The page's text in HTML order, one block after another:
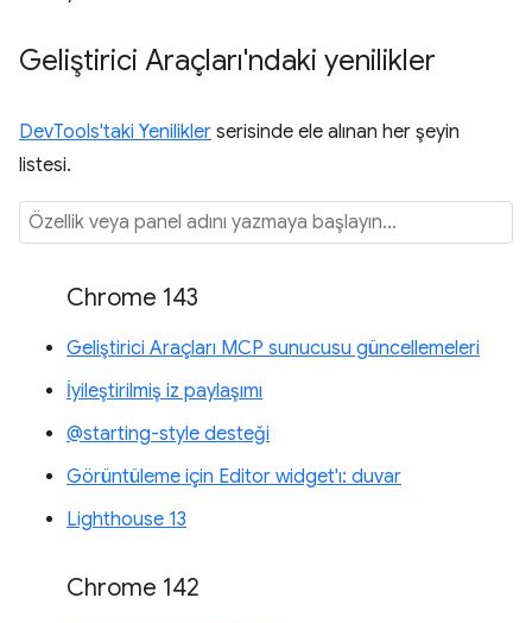
Geliştirici Araçları'ndaki yenilikler
DevTools'taki Yenilikler serisinde ele alınan her şeyin
listesi.
Chrome 143
Geliştirici Araçları MCP sunucusu güncellemeleri
İyileştirilmiş iz paylaşımı
@starting-style desteği
Görüntüleme için Editor widget'ı: duvar
Lighthouse 13
Chrome 142